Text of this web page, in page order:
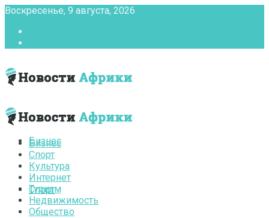
Воскресенье, 9 августа, 2026
Бизнес
Спорт
Бизнес
Спорт
Культура
Интернет
Туризм
Недвижимость
Общество